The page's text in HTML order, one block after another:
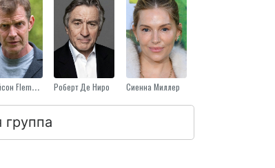
Джейсон Flemyng Роберт Де Ниро Сиенна Миллер